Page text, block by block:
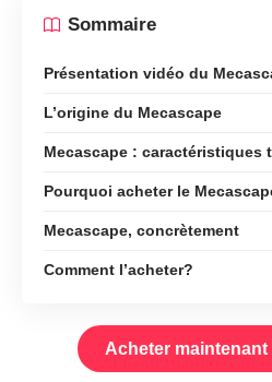
Sommaire
Présentation vidéo du
L’origine du Mecascape
Mecascape : caractéristiques
Pourquoi acheter le
Mecascape, concrètement
Comment l’acheter?
Acheter maintenant